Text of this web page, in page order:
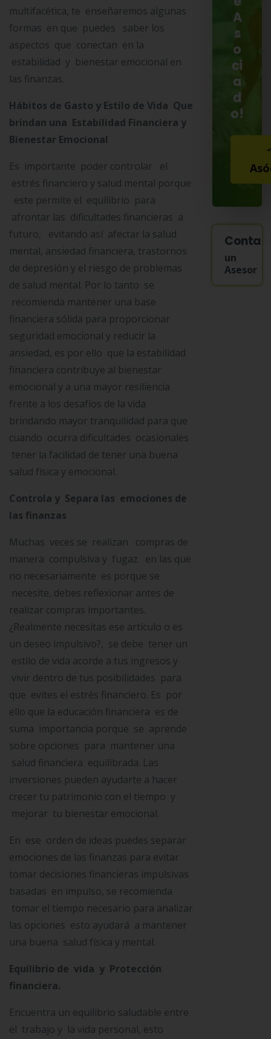
multifacética, te enseñaremos algunas
formas en que puedes saber los
aspectos que conectan en la
estabilidad y bienestar emocional en
las finanzas.
Hábitos de Gasto y Estilo de Vida Que
brindan una Estabilidad Financiera y
Bienestar Emocional
Es importante poder controlar el
estrés financiero y salud mental porque
este permite el equilibrio para
afrontar las dificultades financieras a
futuro, evitando así afectar la salud
mental, ansiedad financiera, trastornos
de depresión y el riesgo de problemas
de salud mental. Por lo tanto se
recomienda mantener una base
financiera sólida para proporcionar
seguridad emocional y reducir la
ansiedad, es por ello que la estabilidad
financiera contribuye al bienestar
emocional y a una mayor resiliencia
frente a los desafíos de la vida
brindando mayor tranquilidad para que
cuando ocurra dificultades ocasionales
tener la facilidad de tener una buena
salud física y emocional.
Controla y Separa las emociones de
las finanzas
Muchas veces se realizan compras de
manera compulsiva y fugaz en las que
no necesariamente es porque se
necesite, debes reflexionar antes de
realizar compras importantes.
¿Realmente necesitas ese artículo o es
un deseo impulsivo?, se debe tener un
estilo de vida acorde a tus ingresos y
vivir dentro de tus posibilidades para
que evites el estrés financiero. Es por
ello que la educación financiera es de
suma importancia porque se aprende
sobre opciones para mantener una
salud financiera equilibrada. Las
inversiones pueden ayudarte a hacer
crecer tu patrimonio con el tiempo y
mejorar tu bienestar emocional.
En ese orden de ideas puedes separar
emociones de las finanzas para evitar
tomar decisiones financieras impulsivas
basadas en impulso, se recomienda
tomar el tiempo necesario para analizar
las opciones esto ayudará a mantener
una buena salud física y mental.
Equilibrio de vida y Protección
financiera.
Encuentra un equilibrio saludable entre
el trabajo y la vida personal, esto
A
s
o
ci
a
d
o!
un
Asesor